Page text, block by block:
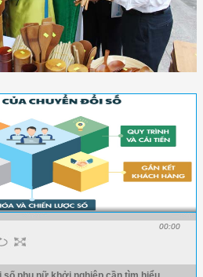
00:00